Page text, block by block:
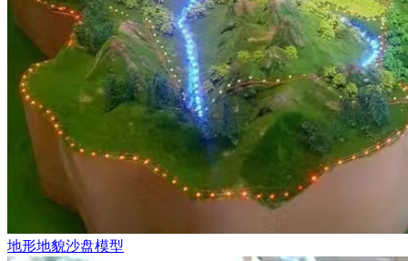
地形地貌沙盘模型